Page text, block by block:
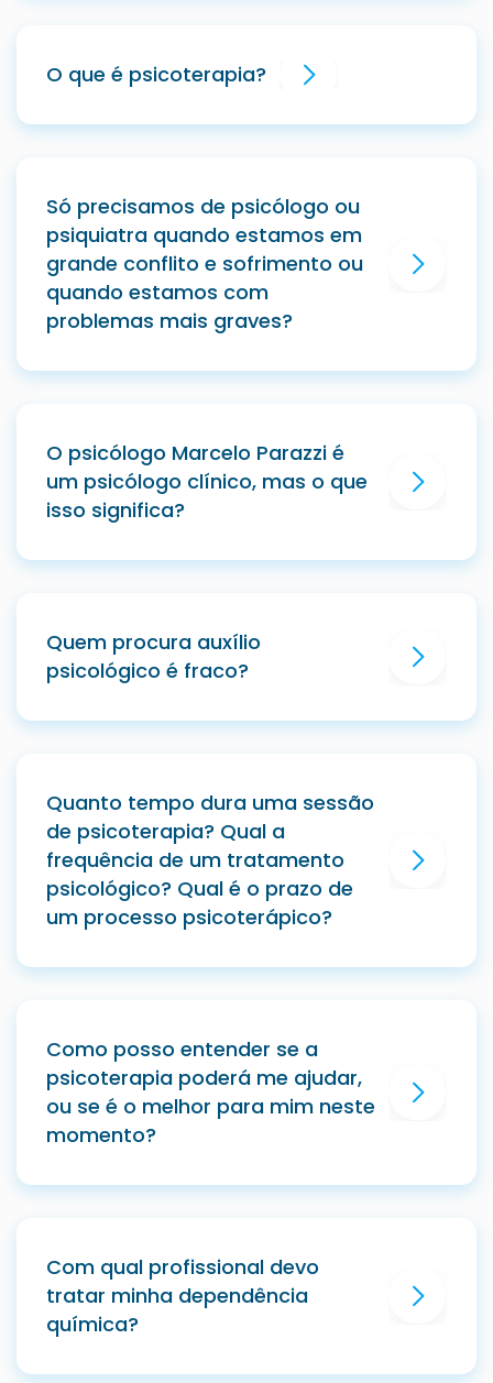
O que é psicoterapia?
Só precisamos de psicólogo ou
psiquiatra quando estamos em
grande conflito e sofrimento ou
quando estamos com
problemas mais graves?
O psicólogo Marcelo Parazzi é
um psicólogo clínico, mas o que
isso significa?
Quem procura auxílio
psicológico é fraco?
Quanto tempo dura uma sessão
de psicoterapia? Qual a
frequência de um tratamento
psicológico? Qual é o prazo de
um processo psicoterápico?
Como posso entender se a
psicoterapia poderá me ajudar,
ou se é o melhor para mim neste
momento?
Com qual profissional devo
tratar minha dependência
química?